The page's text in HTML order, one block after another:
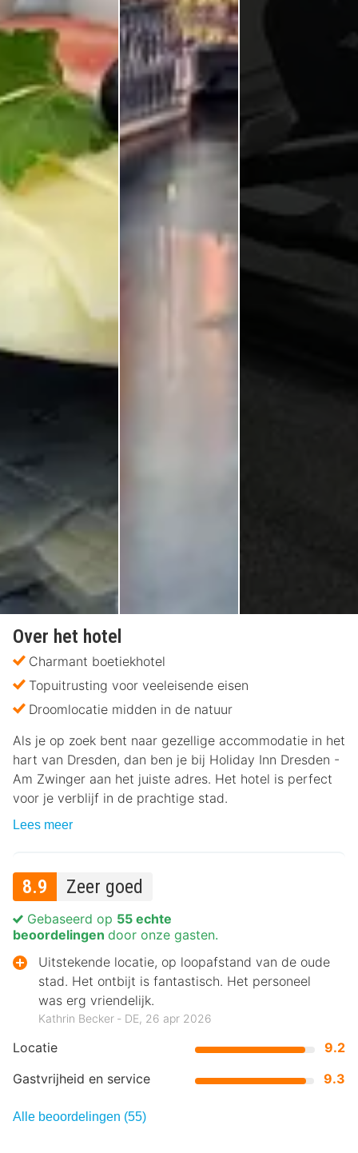
Over het hotel
Charmant boetiekhotel
Topuitrusting voor veeleisende eisen
Droomlocatie midden in de natuur
Als je op zoek bent naar gezellige accommodatie in het
hart van Dresden, dan ben je bij Holiday Inn Dresden -
Am Zwinger aan het juiste adres. Het hotel is perfect
voor je verblijf in de prachtige stad.
Lees meer
8.9 Zeer goed
Locatie
9.2
Gastvrijheid en service
9.3
Gebaseerd op 55 echte
beoordelingen door onze gasten.
Uitstekende locatie, op loopafstand van de oude
stad. Het ontbijt is fantastisch. Het personeel
was erg vriendelijk.
Kathrin Becker ‐ DE, 26 apr 2026
Alle beoordelingen (55)